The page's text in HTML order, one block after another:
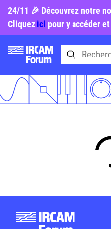
24/11 🎉 Découvrez notre
Cliquez ici pour y accéder